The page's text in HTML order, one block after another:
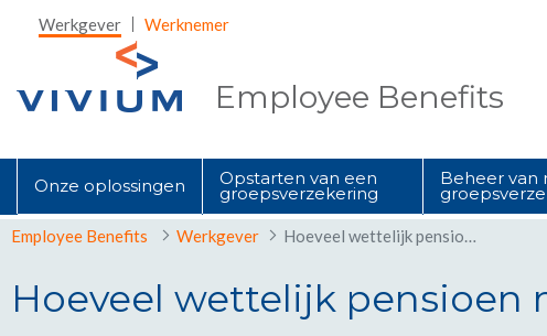
Skip to Main Content
Werkgever Werknemer
Employee Benefits
Onze oplossingen Opstarten van een
groepsverzekering
Beheer van
Employee Benefits Werkgever Hoeveel wettelijk pensioen mag ik verwachten?
Hoeveel wettelijk pensioen